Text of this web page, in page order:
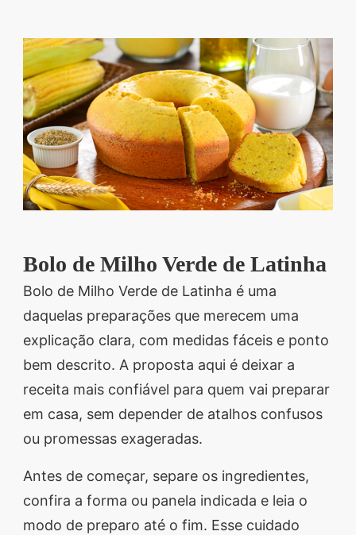
saudáveis e práticas,
além de dicas exclusivas
que vão facilitar sua
vida na cozinha. 🍰🥗
Quer aprender a fazer
um almoço delicioso,
um jantar especial ou
na boca? Nós temos
culinárias incríveis,
segredos valiosos e
receitas rápidas e fáceis
Transforme suas
refeições e inspire-se
agora mesmo!
Bolo de Milho Verde de Latinha
Bolo de Milho Verde de Latinha é uma
daquelas preparações que merecem uma
explicação clara, com medidas fáceis e ponto
bem descrito. A proposta aqui é deixar a
receita mais confiável para quem vai preparar
em casa, sem depender de atalhos confusos
ou promessas exageradas.
Antes de começar, separe os ingredientes,
confira a forma ou panela indicada e leia o
modo de preparo até o fim. Esse cuidado